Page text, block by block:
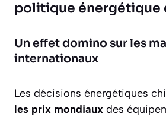
politique énergétique
Un effet domino sur les
internationaux
Les décisions énergétiques
les prix mondiaux des